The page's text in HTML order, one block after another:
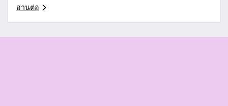
อ่านต่อ